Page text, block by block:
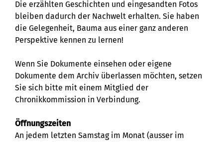
Die erzählten Geschichten und eingesandten Fotos
bleiben dadurch der Nachwelt erhalten. Sie haben
die Gelegenheit, Bauma aus einer ganz anderen
Perspektive kennen zu lernen!
Wenn Sie Dokumente einsehen oder eigene
Dokumente dem Archiv überlassen möchten, setzen
Sie sich bitte mit einem Mitglied der
Chronikkommission in Verbindung.
Öffnungszeiten
An jedem letzten Samstag im Monat (ausser im